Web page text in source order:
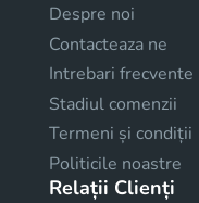
Despre noi
Contacteaza ne
Intrebari frecvente
Stadiul comenzii
Termeni și condiții
Politicile noastre
Relații Clienți